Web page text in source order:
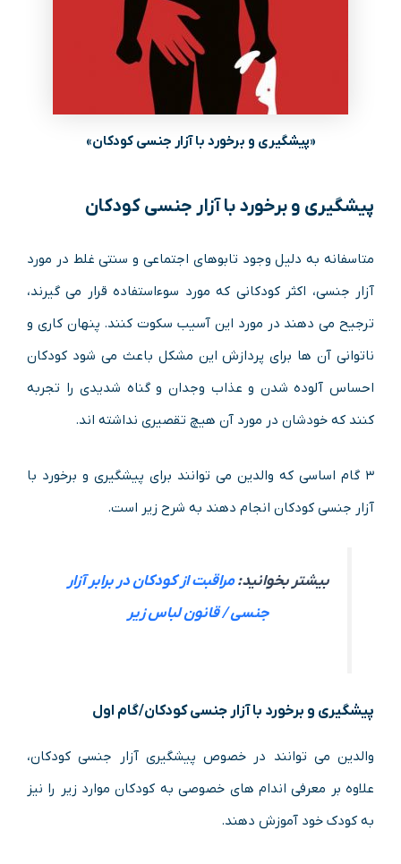
«پیشگیری و برخورد با آزار جنسی کودکان»
پیشگیری و برخورد با آزار جنسی کودکان
متاسفانه به دلیل وجود تابوهای اجتماعی و سنتی غلط در مورد
آزار جنسی، اکثر کودکانی که مورد سوءاستفاده قرار می گیرند،
ترجیح می دهند در مورد این آسیب سکوت کنند. پنهان کاری و
ناتوانی آن ها برای پردازش این مشکل باعث می شود کودکان
احساس آلوده شدن و عذاب وجدان و گناه شدیدی را تجربه
کنند که خودشان در مورد آن هیچ تقصیری نداشته اند.
۳ گام اساسی که والدین می توانند برای پیشگیری و برخورد با
آزار جنسی کودکان انجام دهند به شرح زیر است.
بیشتر بخوانید:مراقبت از کودکان در برابر آزار
جنسی / قانون لباس زیر
پیشگیری و برخورد با آزار جنسی کودکان/گام اول
والدین می توانند در خصوص پیشگیری آزار جنسی کودکان،
علاوه بر معرفی اندام های خصوصی به کودکان موارد زیر را نیز
به کودک خود آموزش دهند.